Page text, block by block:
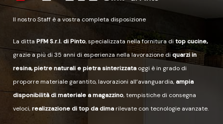
Il nostro Staff è a vostra completa disposizione
La ditta PFM S.r.l. di Pinto, specializzata nella fornitura di top cucine,
grazie a più di 35 anni di esperienza nella lavorazione di quarzi in
resina, pietre naturali e pietra sinterizzataoggi è in grado di
proporre materiale garantito, lavorazioni all’avanguardia, ampia
disponibilità di materiale a magazzino, tempistiche di consegna
veloci,realizzazione di top da dimarilevate con tecnologie avanzate.